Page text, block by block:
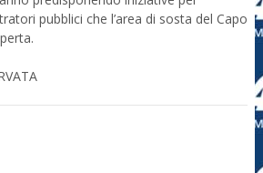
pubblici che l’area di sosta del Capo